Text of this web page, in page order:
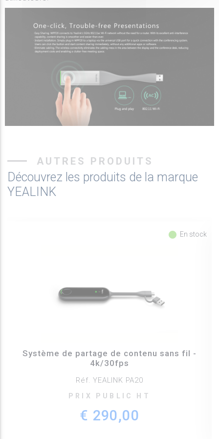
AUTRES PRODUITS
Découvrez les produits de la marque
YEALINK
fiber_manual_record En stock
Système de partage de contenu sans fil -
4k/30fps
Réf. YEALINK PA20
PRIX PUBLIC HT
€ 290,00